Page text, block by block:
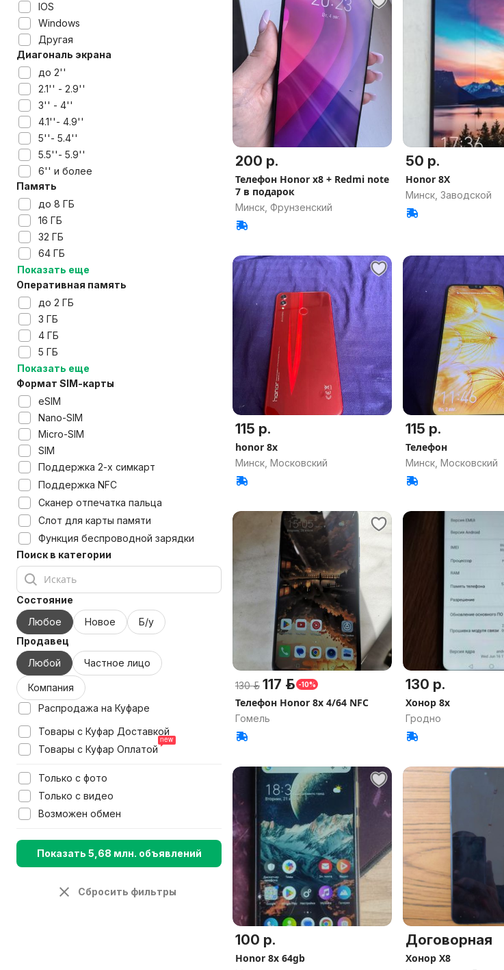
IOS
Windows
Другая
Диагональ экрана
до 2''
2.1'' - 2.9''
3'' - 4''
4.1''- 4.9''
5''- 5.4''
5.5''- 5.9''
6'' и более
Память
до 8 ГБ
16 ГБ
32 ГБ
64 ГБ
Показать еще
Оперативная память
до 2 ГБ
3 ГБ
4 ГБ
5 ГБ
Показать еще
Формат SIM-карты
eSIM
Nano-SIM
Micro-SIM
SIM
Поддержка 2-х симкарт
Поддержка NFC
Сканер отпечатка пальца
Слот для карты памяти
Функция беспроводной зарядки
Поиск в категории
Состояние
Любое
Новое
Б/у
Продавец
Любой
Частное лицо
Компания
Распродажа на Куфаре
Товары с Куфар Доставкой
Товары с Куфар Оплатой
Только с фото
Только с видео
Возможен обмен
Показать 5,68 млн. объявлений
Сбросить фильтры
200 р.
Телефон Honor x8 + Redmi note
7 в подарок
Минск, Фрунзенский
50 р.
Honor 8X
Минск, Заводской
115 р.
honor 8x
Минск, Московский
115 р.
Телефон
Минск, Московский
130 р. 117 р. -10%
Телефон Honor 8x 4/64 NFC
Гомель
130 р.
Хонор 8х
Гродно
100 р.
Honor 8x 64gb
Договорная
Хонор Х8